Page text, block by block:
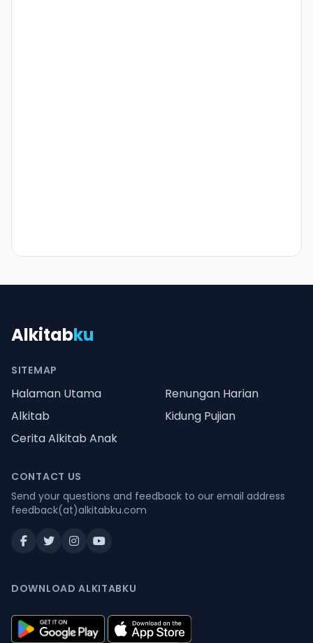
Alkitabku
SITEMAP
Halaman Utama
Renungan Harian
Alkitab
Kidung Pujian
Cerita Alkitab Anak
CONTACT US
Send your questions and feedback to our email address
feedback(at)alkitabku.com
DOWNLOAD ALKITABKU